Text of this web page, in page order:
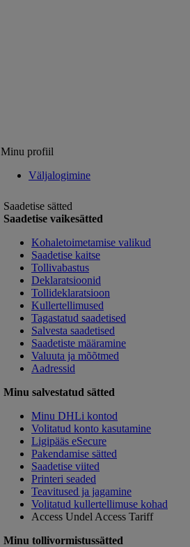
Minu profiil
Väljalogimine
Saadetise sätted
Saadetise vaikesätted
Kohaletoimetamise valikud
Saadetise kaitse
Tollivabastus
Deklaratsioonid
Tollideklaratsioon
Kullertellimused
Tagastatud saadetised
Salvesta saadetised
Saadetiste määramine
Valuuta ja mõõtmed
Aadressid
Minu salvestatud sätted
Minu DHLi kontod
Volitatud konto kasutamine
Ligipääs eSecure
Pakendamise sätted
Saadetise viited
Printeri seaded
Teavitused ja jagamine
Volitatud kullertellimuse kohad
Access Undel Access Tariff
Minu tollivormistussätted